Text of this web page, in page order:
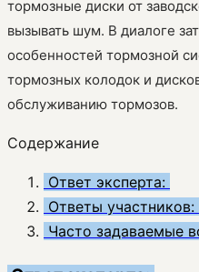
тормозные диски от
вызывать шум. В диалоге
особенностей тормозной
тормозных колодок и
обслуживанию тормозов.
Содержание
Ответ эксперта:
Ответы участников:
Часто задаваемые